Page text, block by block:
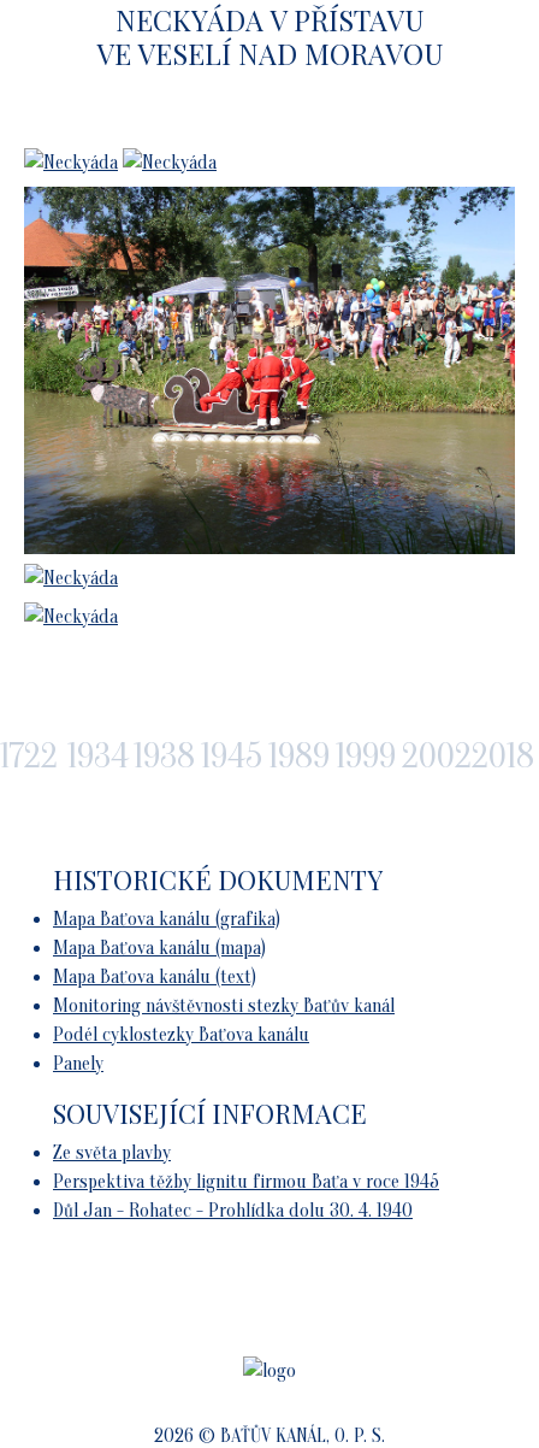
NECKYÁDA V PŘÍSTAVU
VE VESELÍ NAD MORAVOU
1722 1934193819451989199920022018
HISTORICKÉ DOKUMENTY
Mapa Baťova kanálu (grafika)
Mapa Baťova kanálu (mapa)
Mapa Baťova kanálu (text)
Monitoring návštěvnosti stezky Baťův kanál
Podél cyklostezky Baťova kanálu
Panely
SOUVISEJÍCÍ INFORMACE
Ze světa plavby
Perspektiva těžby lignitu firmou Baťa v roce 1945
Důl Jan - Rohatec - Prohlídka dolu 30. 4. 1940
2026 © BAŤŮV KANÁL, O. P. S.